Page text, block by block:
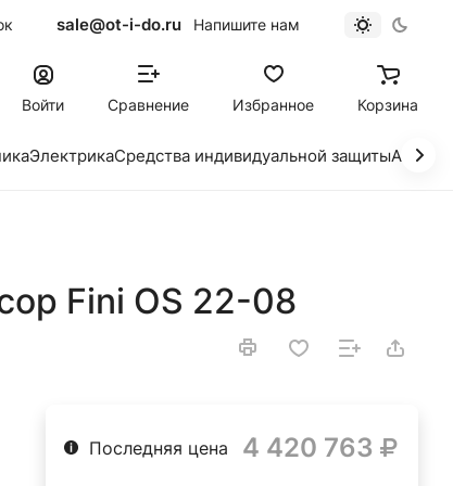
sale@ot-i-do.ru Напишите нам
Войти Сравнение Избранное Корзина
ЭлектрикаСредства индивидуальной защиты
Fini OS 22-08
Последняя цена 4 420 763